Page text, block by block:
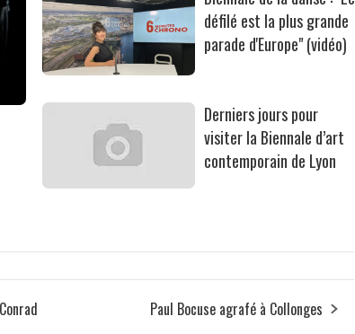
défilé est la plus grande
parade d'Europe" (vidéo)
Derniers jours pour
visiter la Biennale d’art
contemporain de Lyon
Paul Bocuse agrafé à Collonges